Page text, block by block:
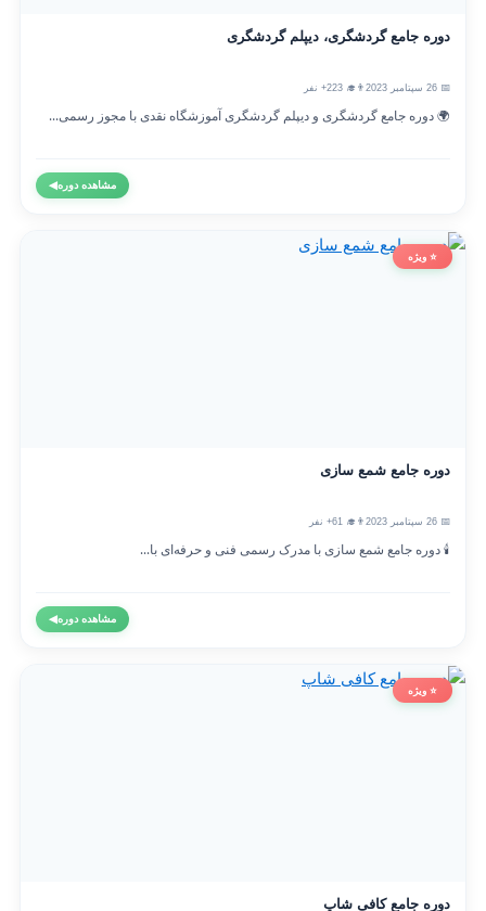
دوره جامع گردشگری، دیپلم گردشگری
👨‍🎓 223+ نفر
🌍 دوره جامع گردشگری و دیپلم گردشگری آموزشگاه نقدی با مجوز رسمی...
مشاهده دوره◀
⭐ ویژه
دوره جامع شمع سازی
👨‍🎓 61+ نفر
🕯️ دوره جامع شمع سازی با مدرک رسمی فنی و حرفه‌ای با...
مشاهده دوره◀
⭐ ویژه
دوره جامع کافی شاپ